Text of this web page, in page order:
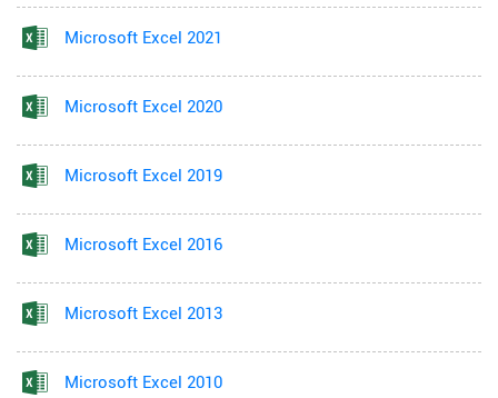
Microsoft Excel 2021
Microsoft Excel 2020
Microsoft Excel 2019
Microsoft Excel 2016
Microsoft Excel 2013
Microsoft Excel 2010